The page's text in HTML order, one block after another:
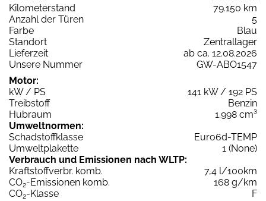
Kilometerstand
79.150 km
Anzahl der Türen
5
Farbe
Blau
Standort
Zentrallager
Lieferzeit
ab ca. 12.08.2026
Unsere Nummer
GW-ABO1547
Motor:
kW / PS
141 kW / 192 PS
Treibstoff
Benzin
Hubraum
1.998 cm³
Umweltnormen:
Schadstoffklasse
Euro6d-TEMP
Umweltplakette
1 (None)
Verbrauch und Emissionen nach WLTP:
Kraftstoffverbr. komb.
7,4 l/100km
CO2-Emissionen komb.
168 g/km
CO2-Klasse
F